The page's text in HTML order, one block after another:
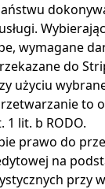
wymagane
do
użyciu
to
lit. b RODO.
prawo do
na
przy